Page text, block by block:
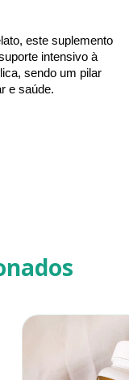
este suplemento
intensivo à
sendo um pilar
e saúde.